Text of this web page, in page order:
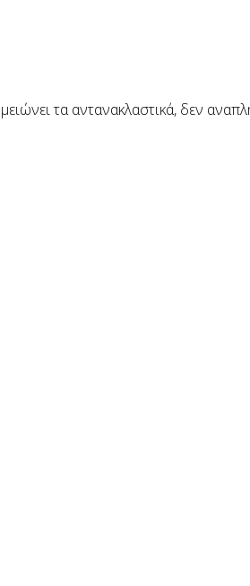
τα αντανακλαστικά, δεν